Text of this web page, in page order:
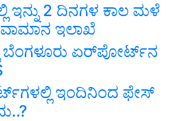
ಇನ್ನು 2 ದಿನಗಳ ಕಾಲ ಮಳೆ
ಇಲಾಖೆ
ಬೆಂಗಳೂರು ಏರ್‌ಪೋರ್ಟ್‌ನ
ಇಂದಿನಿಂದ ಫೇಸ್‌